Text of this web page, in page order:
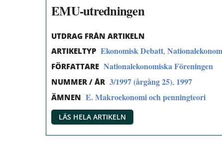
EMU-utredningen
UTDRAG FRÅN ARTIKELN
ARTIKELTYP Ekonomisk Debatt,
FÖRFATTARE Nationalekonomiska Föreningen
NUMMER / ÅR 3/1997 (årgång 25), 1997
ÄMNEN E. Makroekonomi och penningteori
LÄS HELA ARTIKELN